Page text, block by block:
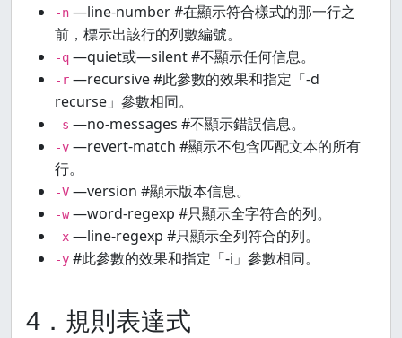
-n —line-number #在顯示符合樣式的那一行之
前，標示出該行的列數編號。
-q —quiet或—silent #不顯示任何信息。
-r —recursive #此參數的效果和指定「-d
recurse」參數相同。
-s —no-messages #不顯示錯誤信息。
-v —revert-match #顯示不包含匹配文本的所有
行。
-V —version #顯示版本信息。
-w—word-regexp #只顯示全字符合的列。
-x —line-regexp #只顯示全列符合的列。
-y #此參數的效果和指定「-i」參數相同。
4．規則表達式